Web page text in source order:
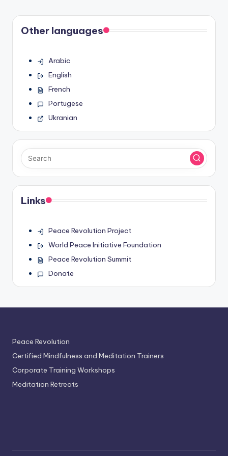
Other languages
Arabic
English
French
Portugese
Ukranian
Links
Peace Revolution Project
World Peace Initiative Foundation
Peace Revolution Summit
Donate
Peace Revolution
Certified Mindfulness and Meditation Trainers
Corporate Training Workshops
Meditation Retreats